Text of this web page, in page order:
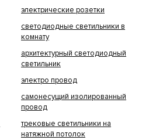
электрические розетки
светодиодные светильники в
комнату
архитектурный светодиодный
светильник
электро провод
самонесущий изолированный
провод
трековые светильники на
натяжной потолок